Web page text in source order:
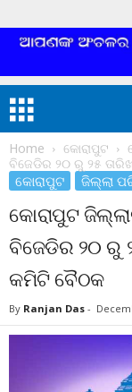
Home କୋରାପୁଟ
ବିଜେଡିର ୨୦ ରୁ ୨୫
କୋରାପୁଟ ଜିଲ୍ଲା
କୋରାପୁଟ
ବିଜେଡିର ୨୦ ରୁ
କମିଟି ବୈଠକ
By Ranjan Das -